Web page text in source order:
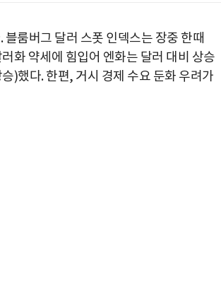
룸버그 달러 스폿 인덱스는 장중 한때
화 약세에 힘입어 엔화는 달러 대비 상승
)했다. 한편, 거시 경제 수요 둔화 우려가